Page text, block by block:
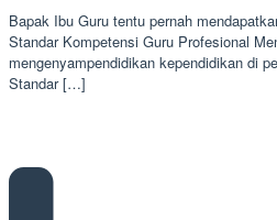
Bapak Ibu Guru tentu pernah
Standar Kompetensi Guru Profesional
mengenyampendidikan kependidikan di
Standar […]